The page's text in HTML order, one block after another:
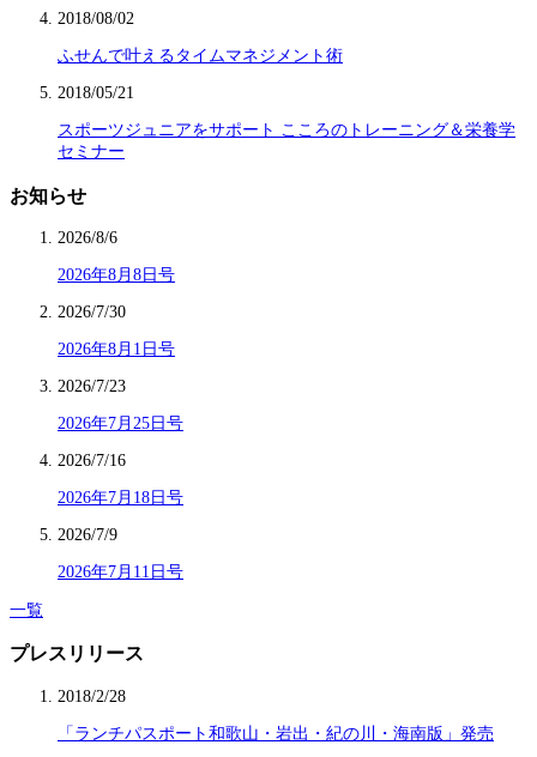
2018/08/02
ふせんで叶えるタイムマネジメント術
2018/05/21
スポーツジュニアをサポート こころのトレーニング＆栄養学
セミナー
お知らせ
2026/8/6
2026年8月8日号
2026/7/30
2026年8月1日号
2026/7/23
2026年7月25日号
2026/7/16
2026年7月18日号
2026/7/9
2026年7月11日号
一覧
プレスリリース
2018/2/28
「ランチパスポート和歌山・岩出・紀の川・海南版」発売